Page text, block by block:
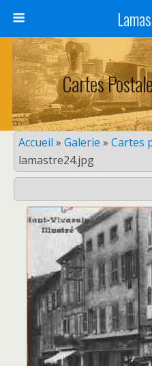
Cartes
Accueil » Galerie » Cartes
lamastre24.jpg